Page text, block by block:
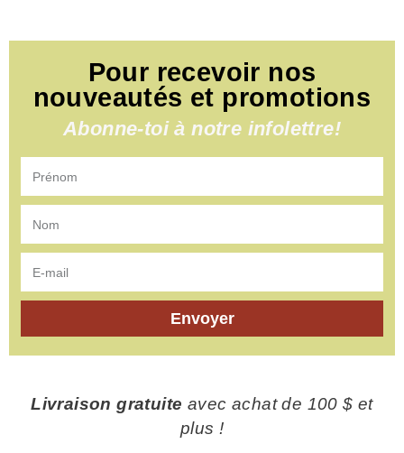
Pour recevoir nos
nouveautés et promotions
Abonne-toi à notre infolettre!
Envoyer
Livraison gratuite avec achat de 100 $ et
plus !